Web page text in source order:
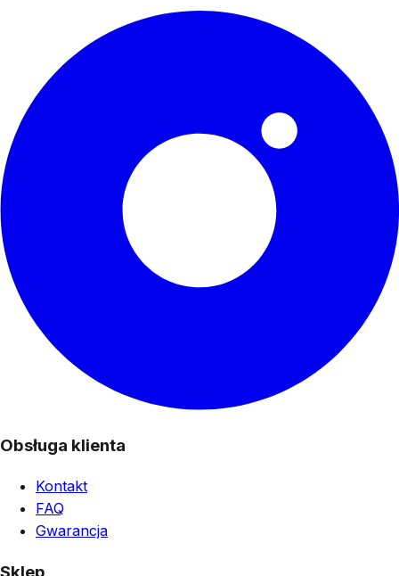
Obsługa klienta
Kontakt
FAQ
Gwarancja
Sklep